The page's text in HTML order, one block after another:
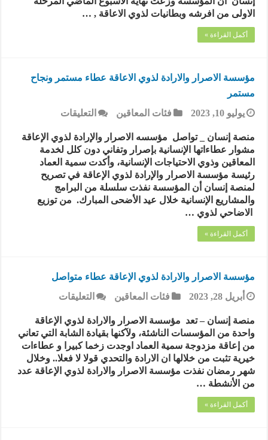
توزع
الاولى من افرشه وبطانيات لذوي الاعاقة , …
أكمل القراءة »
مؤسسة الاصرار والارادة لذوي الاعاقة عطاء مستمر ونجاح
مستمر
يوليو 10, 2023
فئات المعاقين التعليقات
الاصرار
والارادة
لذوي
الاعاقة
عطاء
مستمر
ونجاح
منصة إنسان _ تواصل مؤسسه الاصرار والإرادة لذوي الإعاقة
مشوار عطاءاتها الإنسانية بإصرار وتفاني دون كلل لخدمة
المعاقين وذوي الاحتياجات الإنسانية، وأكدت سمية العماد
رئيسة مؤسسة الاصرار والإرادة لذوي الإعاقة في تصريح
لمنصة إنسان أن المؤسسة نفذت سلسلة من البرامج
والمشاريع الإنسانية خلال عيد الأضحى المبارك. من توزيع
الاضاحي لذوي …
أكمل القراءة »
مؤسسة الاصرار والارادة لذوي الإعاقة عطاء متواصل
أبريل 28, 2023
فئات المعاقين التعليقات
الاصرار
والارادة
لذوي
الإعاقة
عطاء
متواصل
منصة إنسان – تعد مؤسسة الاصرار والارادة لذوي الإعاقة
واحدة من المؤسسات الناشئة، ولآكنها بقيادة الشابة التي تعاني
من إعاقة مزدوجة سمية العماد اوجدت زخما كبيرا و عطاءات
خيرية تثبت من خلالها ان الارادة والتحدي قولا لا فعلا.. وخلال
شهر رمضان نفذت مؤسسة الاصرار والارادة لذوي الإعاقة عدد
من الأنشطة …
أكمل القراءة »